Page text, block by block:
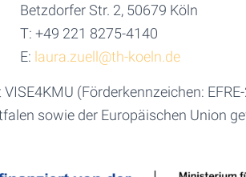
Betzdorfer Str. 2, 50679 Köln
T: +49 221 8275-4140
E: laura.zuell@th-koeln.de
(Förderkennzeichen:
sowie der Europäischen Union